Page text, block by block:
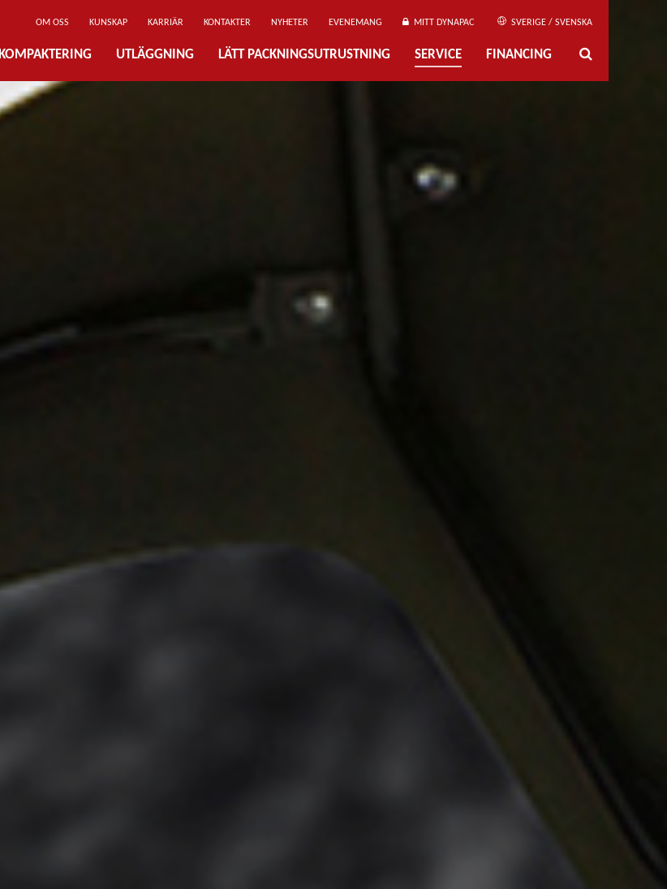
OM OSS KUNSKAP KARRIÄR KONTAKTER NYHETER EVENEMANG MITT DYNAPAC SVERIGE / SVENSKA
KOMPAKTERING UTLÄGGNING LÄTT PACKNINGSUTRUSTNING SERVICE FINANCING